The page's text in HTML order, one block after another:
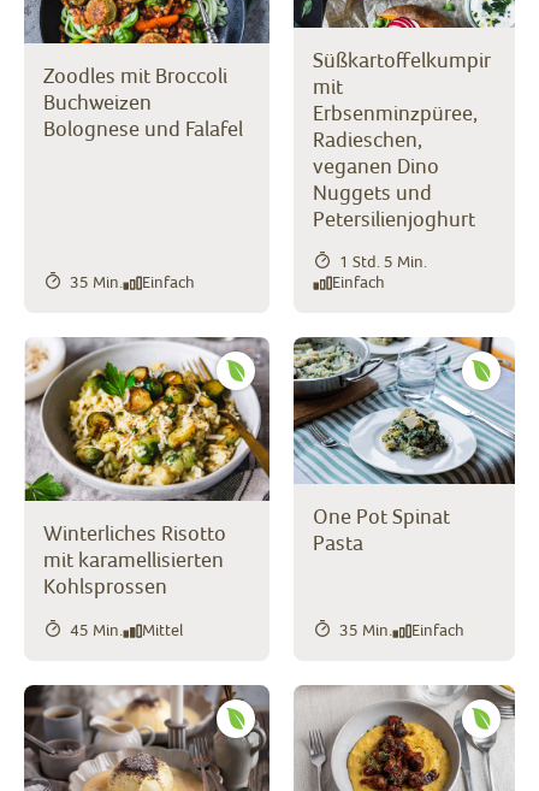
Zoodles mit Broccoli
Buchweizen
Bolognese und Falafel
35 Min. Einfach
Süßkartoffelkumpir
mit
Erbsenminzpüree,
Radieschen,
veganen Dino
Nuggets und
Petersilienjoghurt
1 Std. 5 Min.
Einfach
Winterliches Risotto
mit karamellisierten
Kohlsprossen
45 Min. Mittel
One Pot Spinat
Pasta
35 Min. Einfach